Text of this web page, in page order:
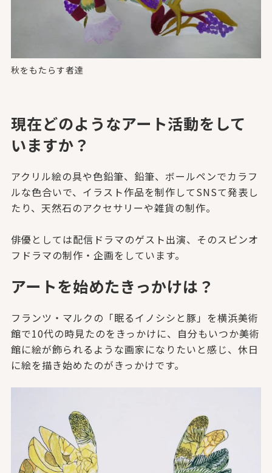
秋をもたらす者達
現在どのようなアート活動をして
いますか？
アクリル絵の具や色鉛筆、鉛筆、ボールペンでカラフ
ルな色合いで、イラスト作品を制作してSNSて発表し
たり、天然石のアクセサリーや雑貨の制作。
俳優としては配信ドラマのゲスト出演、そのスピンオ
フドラマの制作・企画をしています。
アートを始めたきっかけは？
フランツ・マルクの「眠るイノシシと豚」を横浜美術
館で10代の時見たのをきっかけに、自分もいつか美術
館に絵が飾られるような画家になりたいと感じ、休日
に絵を描き始めたのがきっかけです。